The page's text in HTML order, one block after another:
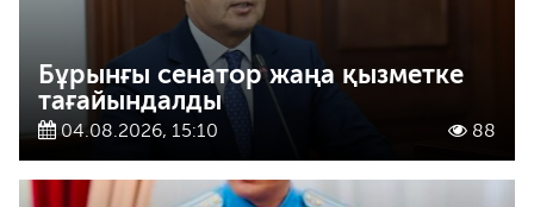
Бұрынғы сенатор жаңа қызметке
тағайындалды
04.08.2026, 15:10 88